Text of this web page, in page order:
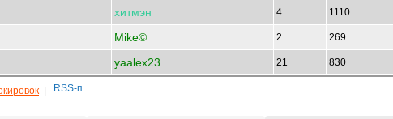
хитмэн 4 1110
Mike© 2 269
yaalex23 21 830